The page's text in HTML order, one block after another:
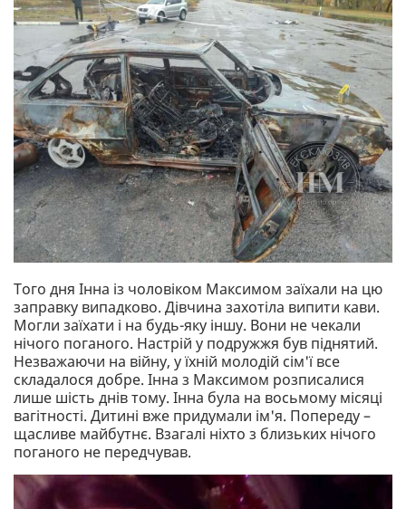
Того дня Інна із чоловіком Максимом заїхали на цю
заправку випадково. Дівчина захотіла випити кави.
Могли заїхати і на будь-яку іншу. Вони не чекали
нічого поганого. Настрій у подружжя був піднятий.
Незважаючи на війну, у їхній молодій сім'ї все
складалося добре. Інна з Максимом розписалися
лише шість днів тому. Інна була на восьмому місяці
вагітності. Дитині вже придумали ім'я. Попереду –
щасливе майбутнє. Взагалі ніхто з близьких нічого
поганого не передчував.